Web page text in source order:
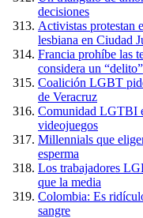
decisiones
Activistas protestan
lesbiana en Ciudad
Francia prohíbe las
considera un “delito”
Coalición LGBT
de Veracruz
Comunidad LGTBI
videojuegos
Millennials que
esperma
Los trabajadores
que la media
Colombia: Es
sangre